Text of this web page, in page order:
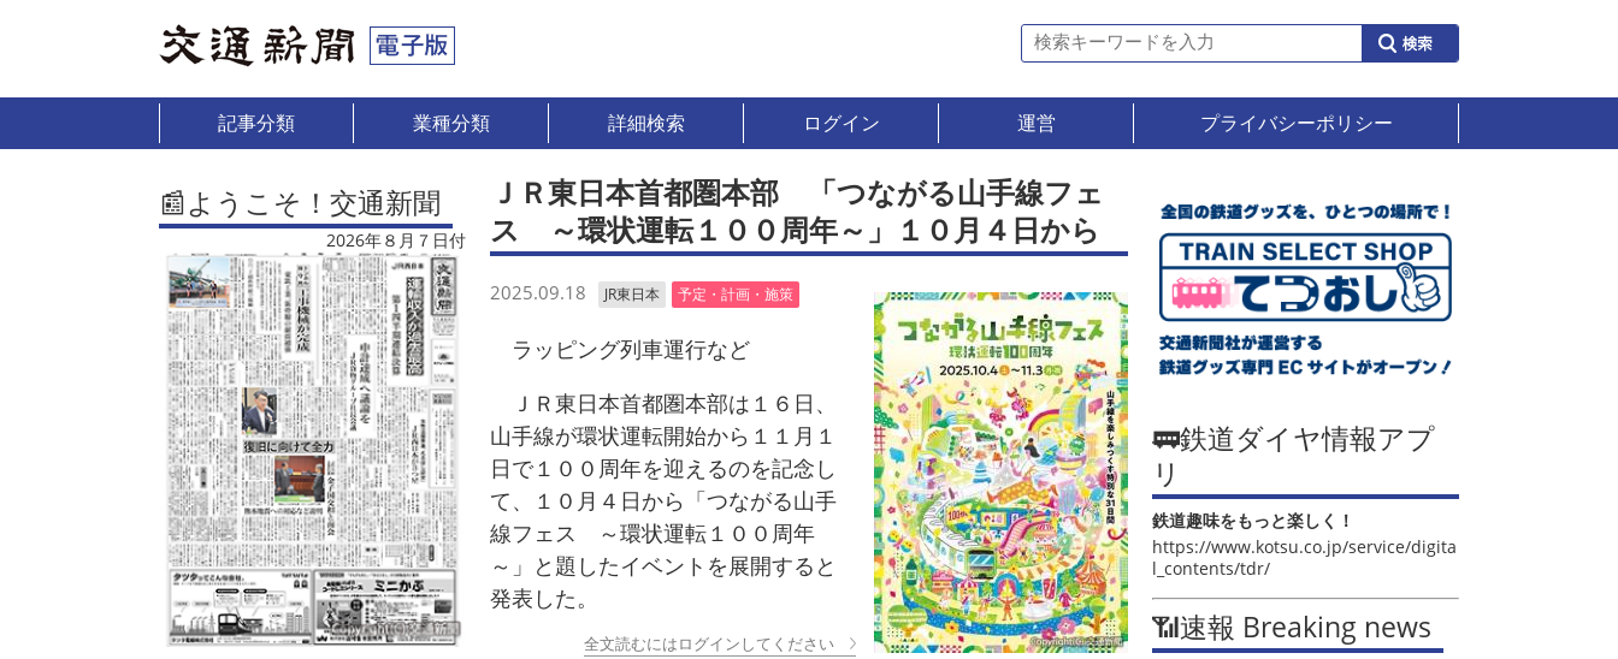
記事分類 業種分類 詳細検索 ログイン 運営 プライバシーポリシー
📰ようこそ！交通新聞
2026年８月７日付
ＪＲ東日本首都圏本部 「つながる山手線フェ
ス ～環状運転１００周年～」１０月４日から
2025.09.18 JR東日本 予定・計画・施策
ラッピング列車運行など
ＪＲ東日本首都圏本部は１６日、
山手線が環状運転開始から１１月１
日で１００周年を迎えるのを記念し
て、１０月４日から「つながる山手
線フェス ～環状運転１００周年
～」と題したイベントを展開すると
発表した。
全文読むにはログインしてください
🚃鉄道ダイヤ情報アプ
リ
鉄道趣味をもっと楽しく！
https://www.kotsu.co.jp/service/digita
l_contents/tdr/
📶速報 Breaking news